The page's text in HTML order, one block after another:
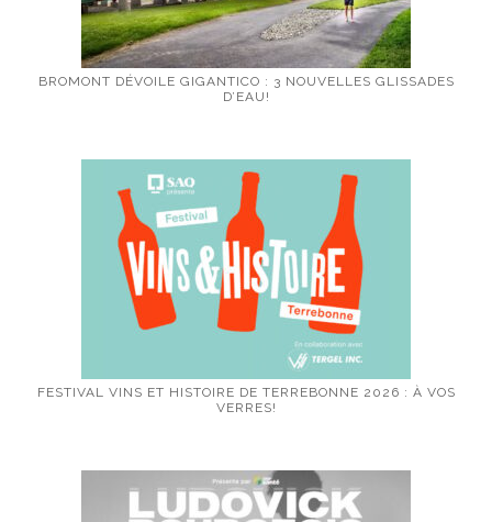
BROMONT DÉVOILE GIGANTICO : 3 NOUVELLES GLISSADES
D’EAU!
FESTIVAL VINS ET HISTOIRE DE TERREBONNE 2026 : À VOS
VERRES!